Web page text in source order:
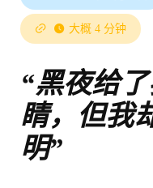
大概 4 分钟
“黑夜给
睛，但我
明”